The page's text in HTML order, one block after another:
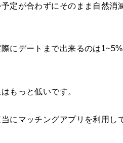
定が合わずにそのまま自然消
にデートまで出来るのは
もっと低いです。
にマッチングアプリを利用し